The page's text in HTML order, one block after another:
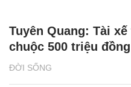
ĐỜI SỐNG
Tuyên Quang: Tài
chuộc 500 triệu đồng